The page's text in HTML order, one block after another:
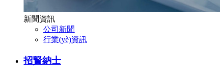
新聞資訊
公司新聞
行業(yè)資訊
招賢納士